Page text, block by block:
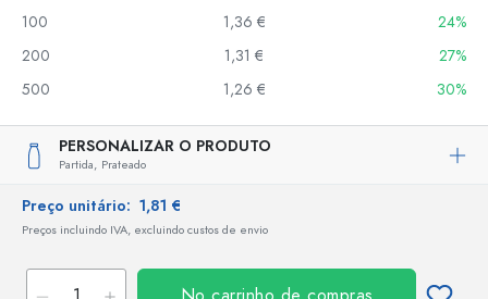
100
1,36 €
24%
200
1,31 €
27%
500
1,26 € 30%
PERSONALIZAR O PRODUTO
Partida, Prateado
Preço unitário: 1,81 €
Preços incluindo IVA, excluindo custos de envio